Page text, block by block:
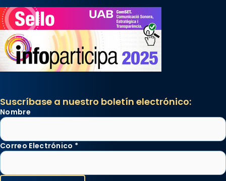
Suscríbase a nuestro boletín electrónico:
Nombre
Correo Electrónico *